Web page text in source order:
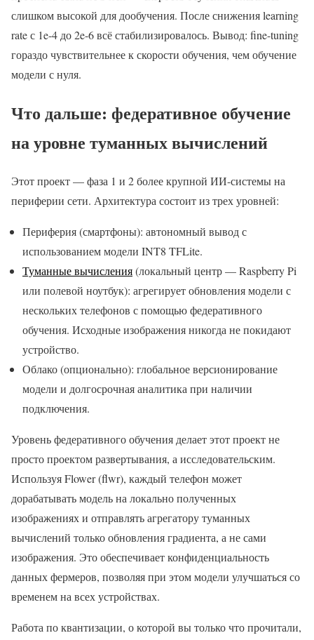
слишком высокой для дообучения. После снижения learning
rate с 1e-4 до 2e-6 всё стабилизировалось. Вывод: fine-tuning
гораздо чувствительнее к скорости обучения, чем обучение
модели с нуля.
Что дальше: федеративное обучение
на уровне туманных вычислений
Этот проект — фаза 1 и 2 более крупной ИИ-системы на
периферии сети. Архитектура состоит из трех уровней:
Периферия (смартфоны): автономный вывод с
использованием модели INT8 TFLite.
Туманные вычисления(локальный центр — Raspberry Pi
или полевой ноутбук): агрегирует обновления модели с
нескольких телефонов с помощью федеративного
обучения. Исходные изображения никогда не покидают
устройство.
Облако (опционально): глобальное версионирование
модели и долгосрочная аналитика при наличии
подключения.
Уровень федеративного обучения делает этот проект не
просто проектом развертывания, а исследовательским.
Используя Flower (flwr), каждый телефон может
дорабатывать модель на локально полученных
изображениях и отправлять агрегатору туманных
вычислений только обновления градиента, а не сами
изображения. Это обеспечивает конфиденциальность
данных фермеров, позволяя при этом модели улучшаться со
временем на всех устройствах.
Работа по квантизации, о которой вы только что прочитали,